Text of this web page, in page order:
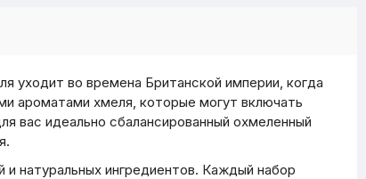
уходит во времена Британской империи, когда
ароматами хмеля, которые могут включать
вас идеально сбалансированный охмеленный
натуральных ингредиентов. Каждый набор